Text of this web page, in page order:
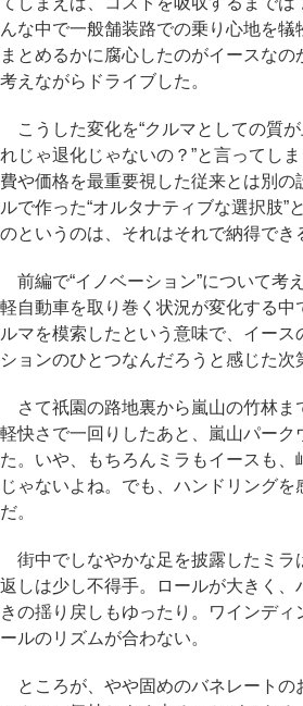
んな中で一般舗装路での乗り心地を犠
まとめるかに腐心したのがイースなの
考えながらドライブした。
こうした変化を“クルマとしての質
れじゃ退化じゃないの？”と言ってし
費や価格を最重要視した従来とは別の
ルで作った“オルタナティブな選択肢”
のというのは、それはそれで納得でき
前編で“イノベーション”について考
軽自動車を取り巻く状況が変化する中
ルマを模索したという意味で、イース
ションのひとつなんだろうと感じた次
さて祇園の路地裏から嵐山の竹林ま
軽快さで一回りしたあと、嵐山パーク
た。いや、もちろんミラもイースも、
じゃないよね。でも、ハンドリングを
だ。
街中でしなやかな足を披露したミラ
返しは少し不得手。ロールが大きく、
きの揺り戻しもゆったり。ワインディ
ールのリズムが合わない。
ところが、やや固めのバネレートの